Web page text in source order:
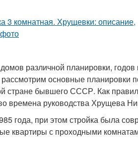
различной планировки,
основные планировки
стране бывшего СССР. Как
времена руководства Хрущева
года, при этом стройка была
квартиры с проходными